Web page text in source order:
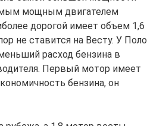
мощным двигателем
дорогой имеет объем 1,6
не ставится на Весту. У Поло
расход бензина в
Первый мотор имеет
бензина, он